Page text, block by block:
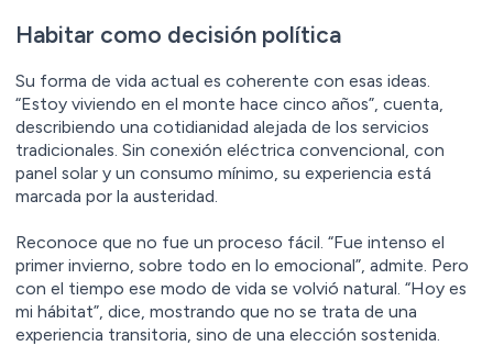
Habitar como decisión política
Su forma de vida actual es coherente con esas ideas.
“Estoy viviendo en el monte hace cinco años”, cuenta,
describiendo una cotidianidad alejada de los servicios
tradicionales. Sin conexión eléctrica convencional, con
panel solar y un consumo mínimo, su experiencia está
marcada por la austeridad.
Reconoce que no fue un proceso fácil. “Fue intenso el
primer invierno, sobre todo en lo emocional”, admite. Pero
con el tiempo ese modo de vida se volvió natural. “Hoy es
mi hábitat”, dice, mostrando que no se trata de una
experiencia transitoria, sino de una elección sostenida.